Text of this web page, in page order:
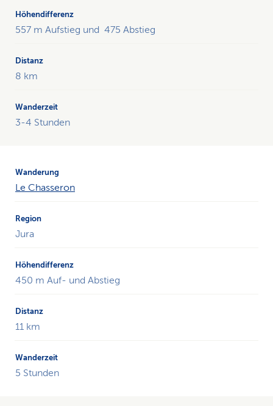
557 m Aufstieg und 475 Abstieg
8 km
3-4 Stunden
Le Chasseron
Jura
450 m Auf- und Abstieg
11 km
5 Stunden